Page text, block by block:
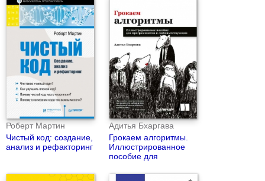
Роберт Мартин
Чистый код: создание,
анализ и рефакторинг
Адитья Бхаргава
Грокаем алгоритмы.
Иллюстрированное
пособие для
любопытствующих